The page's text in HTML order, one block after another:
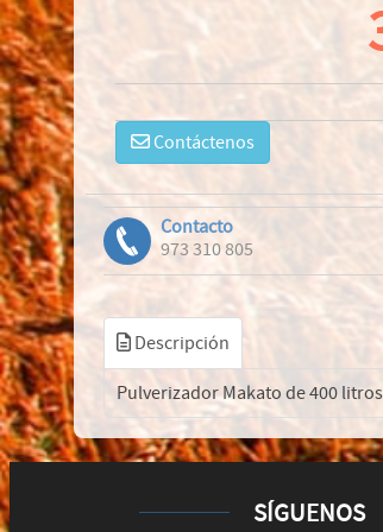
Contáctenos
Contacto
973 310 805
Descripción
Pulverizador Makato de 400
SÍGUENOS